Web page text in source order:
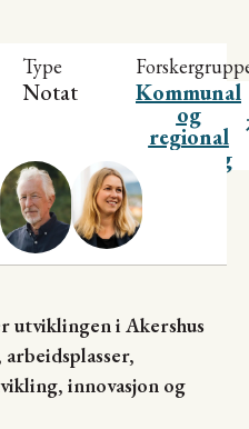
Type
Notat Kommunal
og
regional
utvikling
utviklingen i Akershus
innovasjon og